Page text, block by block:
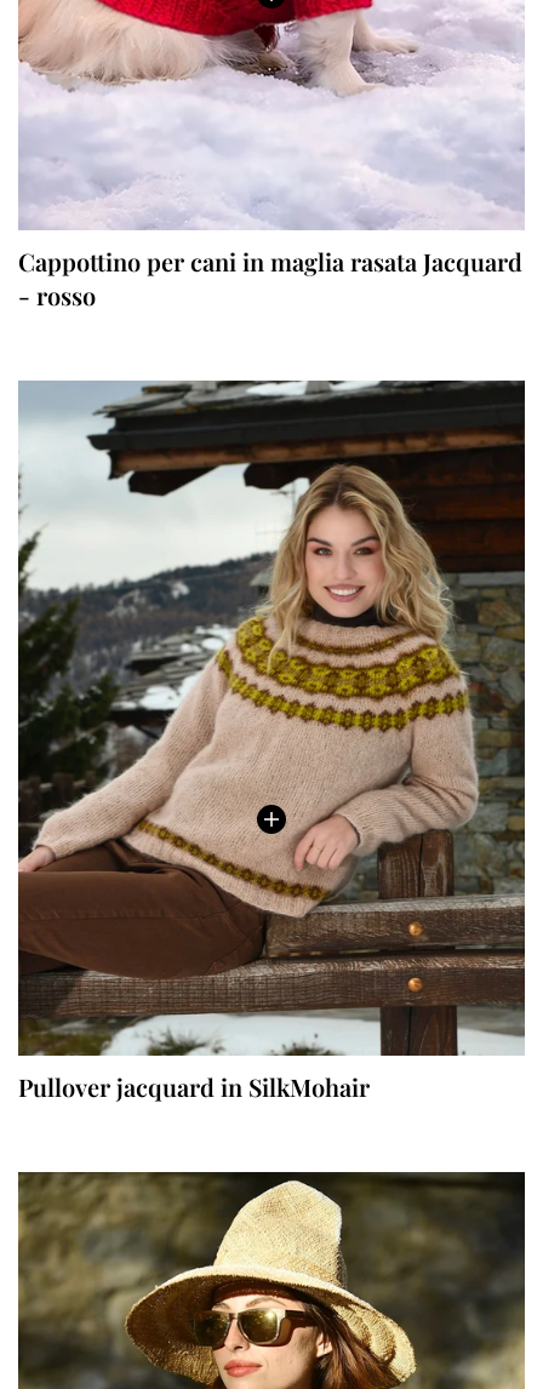
Cappottino per cani in maglia rasata Jacquard
- rosso
Pullover jacquard in SilkMohair
No, I'm not Yes, I am